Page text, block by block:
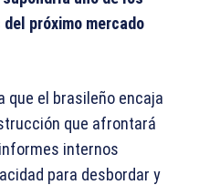
próximo mercado
que el brasileño encaja
que afrontará
internos
para desbordar y